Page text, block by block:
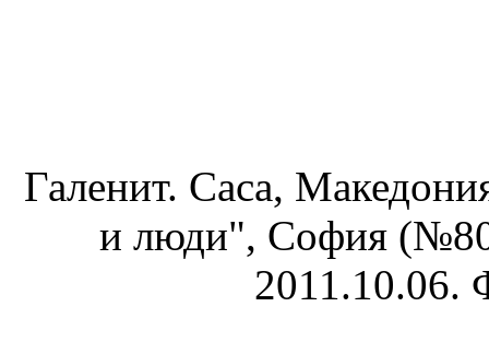
Галенит. Саса,
и люди", София
2011.10.06.